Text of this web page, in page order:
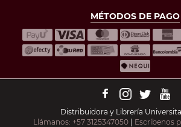
MÉTODOS DE PAGO
Distribuidora y Librería
Llámanos: +57 3125347050 | Escríbenos